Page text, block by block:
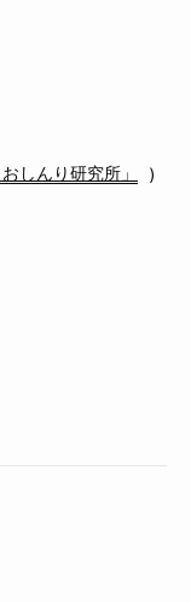
しんり研究所」